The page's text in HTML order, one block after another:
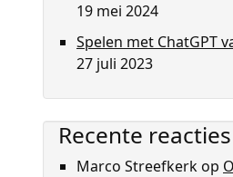
19 mei 2024
Spelen met ChatGPT
27 juli 2023
Recente reacties
Marco Streefkerkop